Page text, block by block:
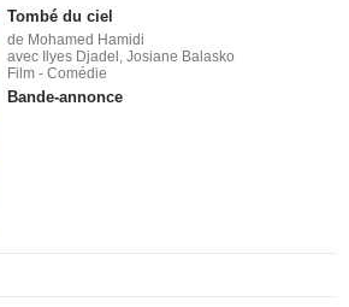
Tombé du ciel
de Mohamed Hamidi
avec Ilyes Djadel, Josiane Balasko
Film - Comédie
Bande-annonce